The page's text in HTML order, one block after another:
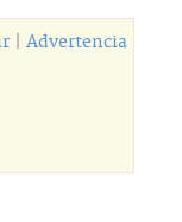
| Advertencia